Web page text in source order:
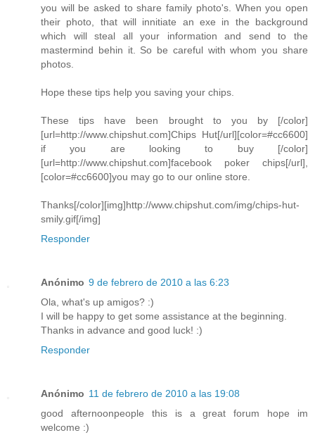
you will be asked to share family photo's. When you open
their photo, that will innitiate an exe in the background
which will steal all your information and send to the
mastermind behin it. So be careful with whom you share
photos.
Hope these tips help you saving your chips.
These tips have been brought to you by [/color]
[url=http://www.chipshut.com]Chips Hut[/url][color=#cc6600]
if you are looking to buy [/color]
[url=http://www.chipshut.com]facebook poker chips[/url],
[color=#cc6600]you may go to our online store.
Thanks[/color][img]http://www.chipshut.com/img/chips-hut-
smily.gif[/img]
Responder
Anónimo 9 de febrero de 2010 a las 6:23
Ola, what's up amigos? :)
I will be happy to get some assistance at the beginning.
Thanks in advance and good luck! :)
Responder
Anónimo 11 de febrero de 2010 a las 19:08
good afternoonpeople this is a great forum hope im
welcome :)